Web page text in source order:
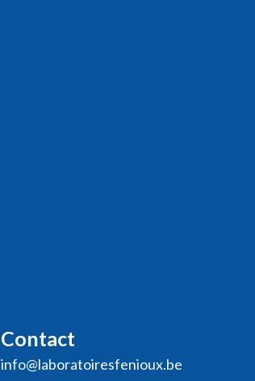
Contact
info@laboratoiresfenioux.be